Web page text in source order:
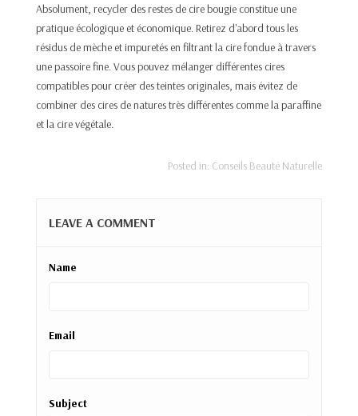
Absolument, recycler des restes de cire bougie constitue une
pratique écologique et économique. Retirez d'abord tous les
résidus de mèche et impuretés en filtrant la cire fondue à travers
une passoire fine. Vous pouvez mélanger différentes cires
compatibles pour créer des teintes originales, mais évitez de
combiner des cires de natures très différentes comme la paraffine
et la cire végétale.​
Posted in: Conseils Beauté Naturelle
LEAVE A COMMENT
Name
Email
Subject